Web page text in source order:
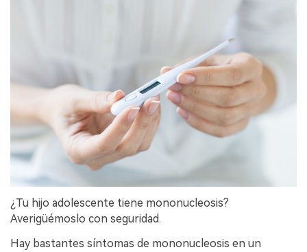
¿Tu hijo adolescente tiene mononucleosis?
Averigüémoslo con seguridad.
Hay bastantes síntomas de mononucleosis en un